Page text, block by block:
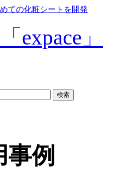
ての化粧シートを開発
expace」
検索
例